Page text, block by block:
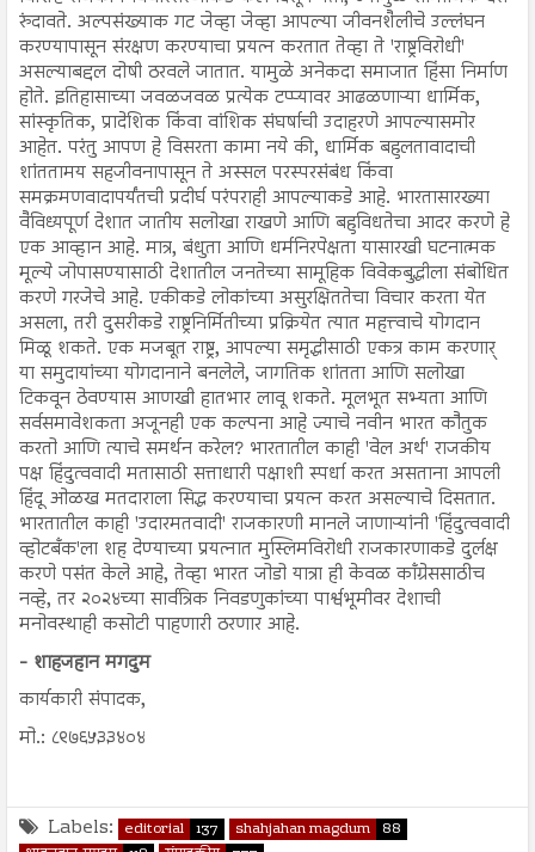
रुंदावते. अल्पसंख्याक गट जेव्हा जेव्हा आपल्या जीवनशैलीचे उल्लंघन
करण्यापासून संरक्षण करण्याचा प्रयत्न करतात तेव्हा ते 'राष्ट्रविरोधी'
असल्याबद्दल दोषी ठरवले जातात. यामुळे अनेकदा समाजात हिंसा निर्माण
होते. इतिहासाच्या जवळजवळ प्रत्येक टप्प्यावर आढळणाऱ्या धार्मिक,
सांस्कृतिक, प्रादेशिक किंवा वांशिक संघर्षाची उदाहरणे आपल्यासमोर
आहेत. परंतु आपण हे विसरता कामा नये की, धार्मिक बहुलतावादाची
शांततामय सहजीवनापासून ते अस्सल परस्परसंबंध किंवा
समक्रमणवादापर्यंतची प्रदीर्घ परंपराही आपल्याकडे आहे. भारतासारख्या
वैविध्यपूर्ण देशात जातीय सलोखा राखणे आणि बहुविधतेचा आदर करणे हे
एक आव्हान आहे. मात्र, बंधुता आणि धर्मनिरपेक्षता यासारखी घटनात्मक
मूल्ये जोपासण्यासाठी देशातील जनतेच्या सामूहिक विवेकबुद्धीला संबोधित
करणे गरजेचे आहे. एकीकडे लोकांच्या असुरक्षिततेचा विचार करता येत
असला, तरी दुसरीकडे राष्ट्रनिर्मितीच्या प्रक्रियेत त्यात महत्त्वाचे योगदान
मिळू शकते. एक मजबूत राष्ट्र, आपल्या समृद्धीसाठी एकत्र काम करणार्
या समुदायांच्या योगदानाने बनलेले, जागतिक शांतता आणि सलोखा
टिकवून ठेवण्यास आणखी हातभार लावू शकते. मूलभूत सभ्यता आणि
सर्वसमावेशकता अजूनही एक कल्पना आहे ज्याचे नवीन भारत कौतुक
करतो आणि त्याचे समर्थन करेल? भारतातील काही 'वेल अर्थ' राजकीय
पक्ष हिंदुत्ववादी मतासाठी सत्ताधारी पक्षाशी स्पर्धा करत असताना आपली
हिंदू ओळख मतदाराला सिद्ध करण्याचा प्रयत्न करत असल्याचे दिसतात.
भारतातील काही 'उदारमतवादी' राजकारणी मानले जाणाऱ्यांनी 'हिंदुत्ववादी
व्होटबँक'ला शह देण्याच्या प्रयत्नात मुस्लिमविरोधी राजकारणाकडे दुर्लक्ष
करणे पसंत केले आहे, तेव्हा भारत जोडो यात्रा ही केवळ काँग्रेससाठीच
नव्हे, तर २०२४च्या सार्वत्रिक निवडणुकांच्या पार्श्वभूमीवर देशाची
मनोवस्थाही कसोटी पाहणारी ठरणार आहे.
- शाहजहान मगदुम
कार्यकारी संपादक,
मो.: ८९७६५३३४०४
Labels: editorial 137 shahjahan magdum 88